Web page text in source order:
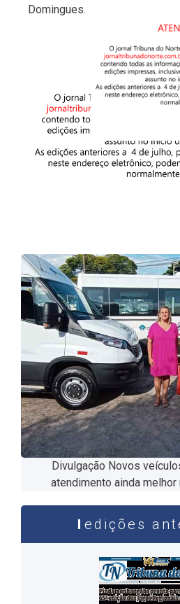
Domingues.
Divulgação Novos
atendimento ainda melhor
edições